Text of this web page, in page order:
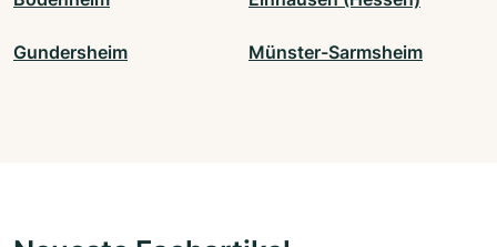
Gundersheim Münster-Sarmsheim